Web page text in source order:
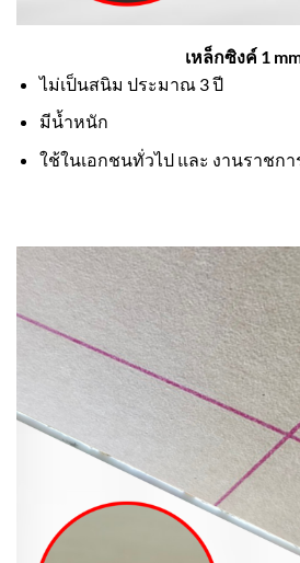
เหล็กซิงค์ 1
ไม่เป็นสนิม ประมาณ 3 ปี
มีน้ำหนัก
ใช้ในเอกชนทั่วไป และ งานราชก